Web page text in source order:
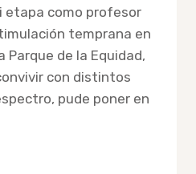
como profesor
temprana en
Parque de la Equidad,
con distintos
pude poner en